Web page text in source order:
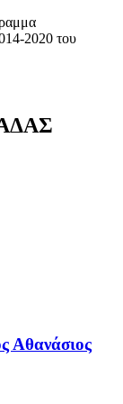
2020 του
Αθανάσιος